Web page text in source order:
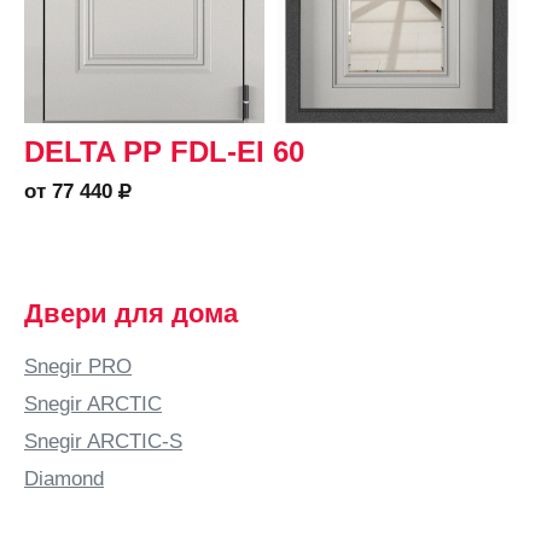
DELTA PP FDL-EI 60
от 77 440
Двери для дома
Snegir PRO
Snegir ARCTIC
Snegir ARCTIC-S
Diamond